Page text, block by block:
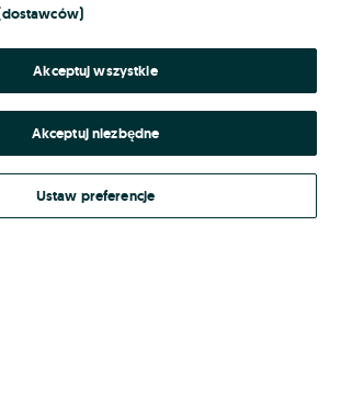
jednego z dostawców wskazanych powyżej,
serwisu OLX.pl w jego aktualnym brzmieniu.
Akceptuj wszystkie
Akceptuj niezbędne
Ustaw preferencje